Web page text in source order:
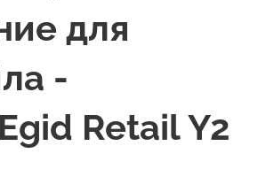
для
-
Retail Y2